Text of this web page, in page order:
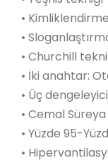
•
•
• Churchill
• İki anahtar:
• Üç
• Cemal
• Yüzde 95-
•